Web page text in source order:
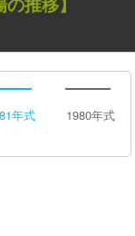
年式 1980年式